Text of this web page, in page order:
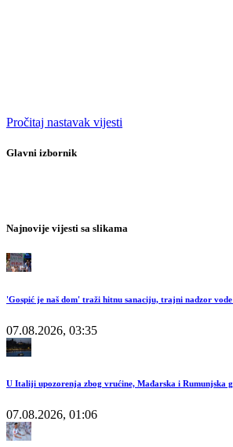
Pročitaj nastavak vijesti
Glavni izbornik
Najnovije vijesti sa slikama
'Gospić je naš dom' traži hitnu sanaciju, trajni nadzor
07.08.2026, 03:35
U Italiji upozorenja zbog vrućine, Mađarska i Rumunjska
07.08.2026, 01:06